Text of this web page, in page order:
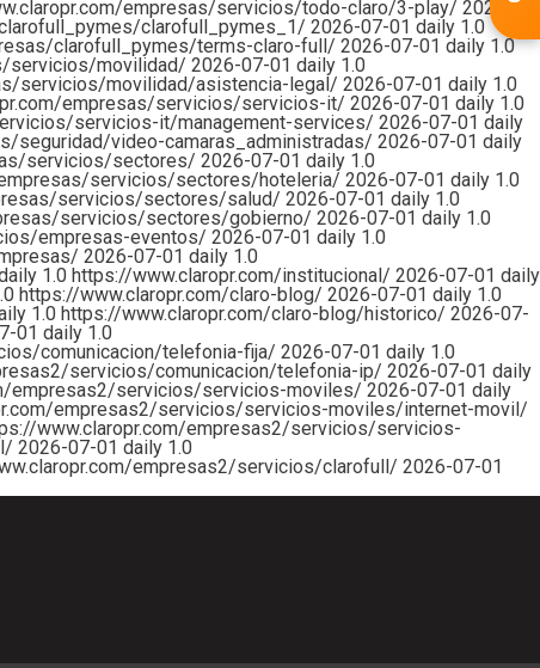
empresas/servicios/todo-claro/3-play/ 2026-
clarofull_pymes_1/ 2026-07-01 daily 1.0
clarofull_pymes/terms-claro-full/ 2026-07-01 daily 1.0
servicios/movilidad/ 2026-07-01 daily 1.0
servicios/movilidad/asistencia-legal/ 2026-07-01 daily 1.0
empresas/servicios/servicios-it/ 2026-07-01 daily 1.0
servicios-it/management-services/ 2026-07-01 daily
seguridad/video-camaras_administradas/ 2026-07-01 daily
servicios/sectores/ 2026-07-01 daily 1.0
servicios/sectores/hoteleria/ 2026-07-01 daily 1.0
servicios/sectores/salud/ 2026-07-01 daily 1.0
servicios/sectores/gobierno/ 2026-07-01 daily 1.0
empresas-eventos/ 2026-07-01 daily 1.0
2026-07-01 daily 1.0
1.0 https://www.claropr.com/institucional/ 2026-07-01 daily
https://www.claropr.com/claro-blog/ 2026-07-01 daily 1.0
1.0 https://www.claropr.com/claro-blog/historico/ 2026-07-
01 daily 1.0
comunicacion/telefonia-fija/ 2026-07-01 daily 1.0
servicios/comunicacion/telefonia-ip/ 2026-07-01 daily
empresas2/servicios/servicios-moviles/ 2026-07-01 daily
empresas2/servicios/servicios-moviles/internet-movil/
www.claropr.com/empresas2/servicios/servicios-
2026-07-01 daily 1.0
empresas2/servicios/clarofull/ 2026-07-01